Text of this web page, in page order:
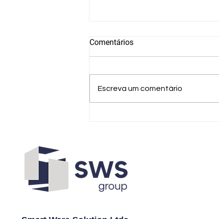
Comentários
Escreva um comentário